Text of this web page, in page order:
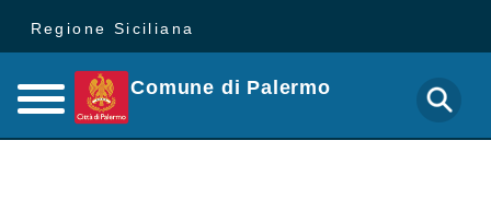
Regione Siciliana
Comune di Palermo